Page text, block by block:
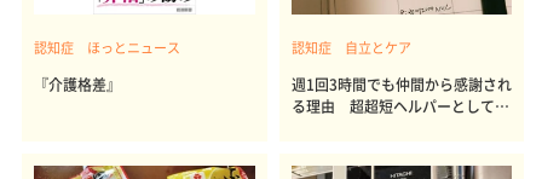
認知症 ほっとニュース
『介護格差』
認知症 自立とケア
週1回3時間でも仲間から感謝され
る理由 超超短ヘルパーとしての